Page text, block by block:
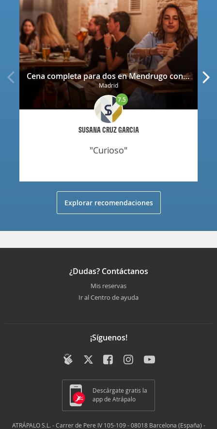
Cena completa para dos en Mendrugo con cerveza artesana incluida
Madrid
SUSANA CRUZ GARCIA
7.5
"curioso"
Explorar recomendaciones
¿Dudas? Contáctanos
Mis reservas
Ir al Centro de ayuda
¡Síguenos!
Descárgate gratis la
app de Atrápalo
ATRÁPALO S.L. - Carrer de Pere IV 105-109 - 08018 Barcelona (España) -